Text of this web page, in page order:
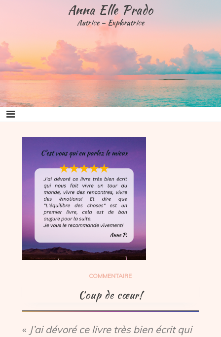
Anna Elle Prado
Autrice – Exploratrice
COMMENTAIRE
Coup de cœur!
« J’ai dévoré ce livre très bien écrit qui